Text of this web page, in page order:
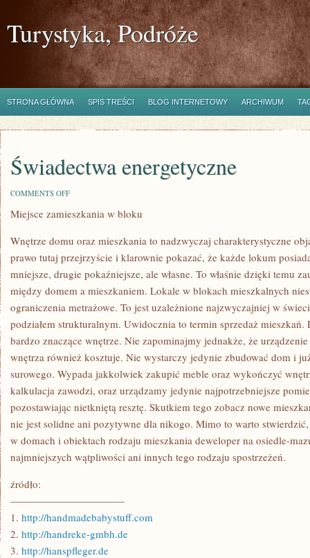
Turystyka, Podróże
STRONA GŁÓWNA SPIS TREŚCI BLOG INTERNETOWY ARCHIWUM
Świadectwa energetyczne
COMMENTS OFFON
ENERGETYCZNE
Miejsce zamieszkania w bloku
Wnętrze domu oraz mieszkania to nadzwyczaj charakterystyczne
prawo tutaj przejrzyście i klarownie pokazać, że każde lokum
mniejsze, drugie pokaźniejsze, ale własne. To właśnie dzięki temu
między domem a mieszkaniem. Lokale w blokach mieszkalnych
ograniczenia metrażowe. To jest uzależnione najzwyczajniej w
podziałem strukturalnym. Uwidocznia to termin sprzedaż mieszkań.
bardzo znaczące wnętrze. Nie zapominajmy jednakże, że
wnętrza również kosztuje. Nie wystarczy jedynie zbudować dom i
surowego. Wypada jakkolwiek zakupić meble oraz wykończyć
kalkulacja zawodzi, oraz urządzamy jedynie najpotrzebniejsze
pozostawiając nietkniętą resztę. Skutkiem tego zobacz nowe
nie jest solidne ani pozytywne dla nikogo. Mimo to warto
w domach i obiektach rodzaju mieszkania deweloper na osiedle-
najmniejszych wątpliwości ani innych tego rodzaju spostrzeżeń.
źródło:
———————————
1. http://handmadebabystuff.com
2. http://handreke-gmbh.de
3. http://hanspfleger.de